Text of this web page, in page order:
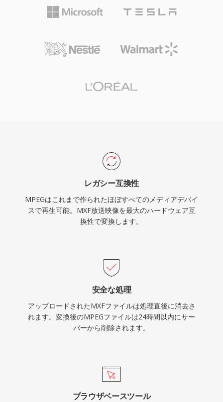
レーショナルパターンシステムを使用していま
ワークフローシステムがMXFを普遍的にサポー
トしており、放送で使用されるAS-02やAS-11な
も機能しています。
Mbpsのビットレートを目標とし、SIF解像度
(NTSCで352x240) でVHSテープに匹敵する品質
ROMドライブのデータスループットに合わせて
ットを可能にしました。オーディオコンポーネン
H.264、そしてそれ以降に至るまで、すべての主
要ビデオコーデックが踏襲するアーキテクチャの
テンプレートを確立しました。圧縮効率では長く
超えられましたが、MPEG-1は事実上すべてのメ
ディアソフトウェアでサポートされ続けていま
レガシー互換性
MPEGはこれまで作られたほぼすべてのメディアデバイ
スで再生可能。MXF放送映像を最大のハードウェア互
換性で変換します。
安全な処理
アップロードされたMXFファイルは処理直後に消去さ
れます。変換後のMPEGファイルは24時間以内にサー
バーから削除されます。
ブラウザベースツール